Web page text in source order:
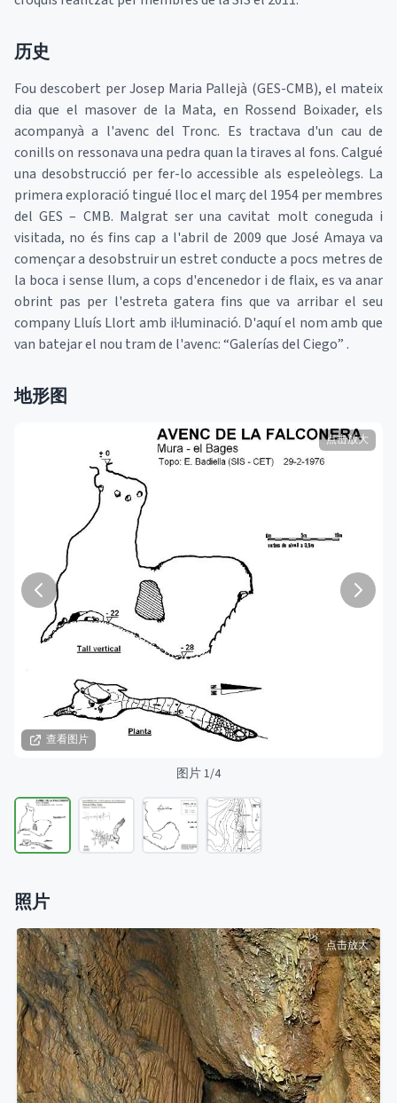
历史
Fou descobert per Josep Maria Pallejà (GES-CMB), el mateix
dia que el masover de la Mata, en Rossend Boixader, els
acompanyà a l'avenc del Tronc. Es tractava d'un cau de
conills on ressonava una pedra quan la tiraves al fons. Calgué
una desobstrucció per fer-lo accessible als espeleòlegs. La
primera exploració tingué lloc el març del 1954 per membres
del GES – CMB. Malgrat ser una cavitat molt coneguda i
visitada, no és fins cap a l'abril de 2009 que José Amaya va
començar a desobstruir un estret conducte a pocs metres de
la boca i sense llum, a cops d'encenedor i de flaix, es va anar
obrint pas per l'estreta gatera fins que va arribar el seu
company Lluís Llort amb il·luminació. D'aquí el nom amb que
van batejar el nou tram de l'avenc: “Galerías del Ciego” .
地形图
查看图片
点击放大
图片 1/4
照片
点击放大